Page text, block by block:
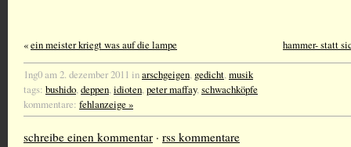
«ein meister kriegt was auf die lampe hammer- statt
1ng0 am 2. dezember 2011 inarschgeigen, gedicht,musik
tags: bushido,deppen,idioten,peter maffay,schwachköpfe
kommentare: fehlanzeige »
schreibe einen kommentar · rss kommentare